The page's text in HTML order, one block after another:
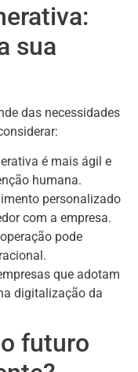
sua
das necessidades
é mais ágil e
humana.
personalizado
com a empresa.
pode
que adotam
digitalização da
futuro